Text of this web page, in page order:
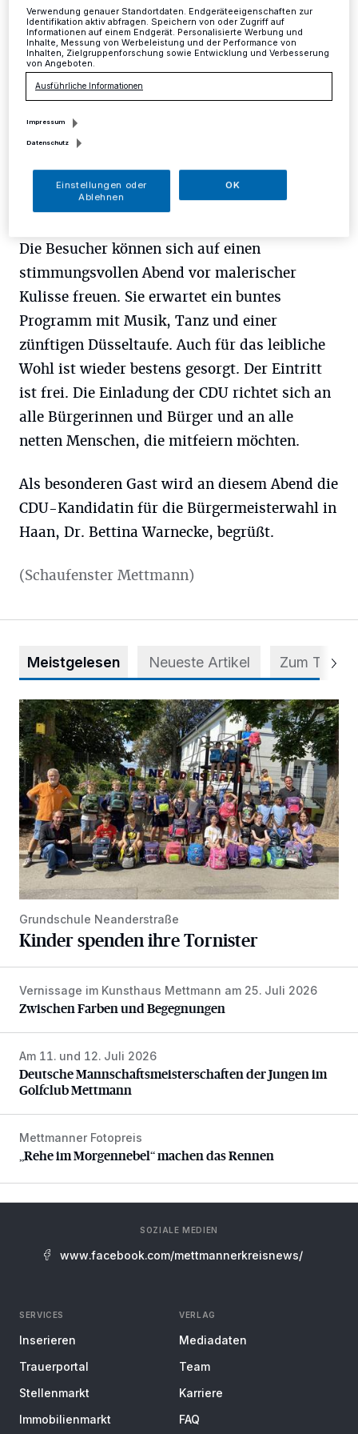
ab 19 Uhr im historischen Dorf Gruiten rund um das
Haus Am Quall das 9. Düsselfest.
22.08.2015 , 13:51 Uhr Eine Minute Lesezeit
Die Besucher können sich auf einen
stimmungsvollen Abend vor malerischer
Kulisse freuen. Sie erwartet ein buntes
Programm mit Musik, Tanz und einer
zünftigen Düsseltaufe. Auch für das leibliche
Wohl ist wieder bestens gesorgt. Der Eintritt
ist frei. Die Einladung der CDU richtet sich an
alle Bürgerinnen und Bürger und an alle
netten Menschen, die mitfeiern möchten.
Als besonderen Gast wird an diesem Abend die
CDU-Kandidatin für die Bürgermeisterwahl in
Haan, Dr. Bettina Warnecke, begrüßt.
(Schaufenster Mettmann)
Meistgelesen Neueste Artikel Zum Thema
Kinder spenden ihre Tornister
Grundschule Neanderstraße
Kinder spenden ihre Tornister
Zwischen Farben und Begegnungen
Vernissage im Kunsthaus Mettmann am 25. Juli 2026
Zwischen Farben und Begegnungen
Deutsche Mannschaftsmeisterschaften der Jungen im
Am 11. und 12. Juli 2026
Deutsche Mannschaftsmeisterschaften der Jungen im
Golfclub Mettmann
„Rehe im Morgennebel“ machen das Rennen
Mettmanner Fotopreis
„Rehe im Morgennebel“ machen das Rennen
SOZIALE MEDIEN
www.facebook.com/mettmannerkreisnews/
SERVICES
Inserieren
Trauerportal
Stellenmarkt
Immobilienmarkt
VERLAG
Mediadaten
Team
Karriere
FAQ
Verwendung genauer Standortdaten. Endgeräteeigenschaften zur
Identifikation aktiv abfragen. Speichern von oder Zugriff auf
Informationen auf einem Endgerät. Personalisierte Werbung und
Inhalte, Messung von Werbeleistung und der Performance von
Inhalten, Zielgruppenforschung sowie Entwicklung und Verbesserung
von Angeboten.
Ausführliche Informationen
Impressum
Datenschutz
Einstellungen oder
Ablehnen
OK